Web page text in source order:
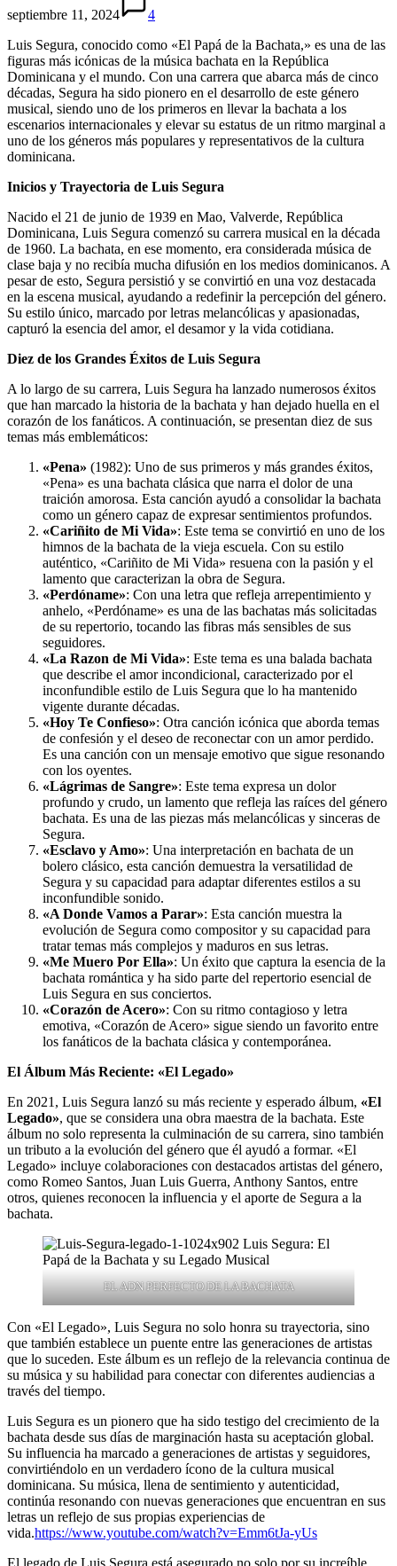
septiembre 11, 2024
4
Luis Segura, conocido como «El Papá de la Bachata,» es una de las
figuras más icónicas de la música bachata en la República
Dominicana y el mundo. Con una carrera que abarca más de cinco
décadas, Segura ha sido pionero en el desarrollo de este género
musical, siendo uno de los primeros en llevar la bachata a los
escenarios internacionales y elevar su estatus de un ritmo marginal a
uno de los géneros más populares y representativos de la cultura
dominicana.
Inicios y Trayectoria de Luis Segura
Nacido el 21 de junio de 1939 en Mao, Valverde, República
Dominicana, Luis Segura comenzó su carrera musical en la década
de 1960. La bachata, en ese momento, era considerada música de
clase baja y no recibía mucha difusión en los medios dominicanos. A
pesar de esto, Segura persistió y se convirtió en una voz destacada
en la escena musical, ayudando a redefinir la percepción del género.
Su estilo único, marcado por letras melancólicas y apasionadas,
capturó la esencia del amor, el desamor y la vida cotidiana.
Diez de los Grandes Éxitos de Luis Segura
A lo largo de su carrera, Luis Segura ha lanzado numerosos éxitos
que han marcado la historia de la bachata y han dejado huella en el
corazón de los fanáticos. A continuación, se presentan diez de sus
temas más emblemáticos:
«Pena» (1982): Uno de sus primeros y más grandes éxitos,
«Pena» es una bachata clásica que narra el dolor de una
traición amorosa. Esta canción ayudó a consolidar la bachata
como un género capaz de expresar sentimientos profundos.
«Cariñito de Mi Vida»: Este tema se convirtió en uno de los
himnos de la bachata de la vieja escuela. Con su estilo
auténtico, «Cariñito de Mi Vida» resuena con la pasión y el
lamento que caracterizan la obra de Segura.
«Perdóname»: Con una letra que refleja arrepentimiento y
anhelo, «Perdóname» es una de las bachatas más solicitadas
de su repertorio, tocando las fibras más sensibles de sus
seguidores.
«La Razon de Mi Vida»: Este tema es una balada bachata
que describe el amor incondicional, caracterizado por el
inconfundible estilo de Luis Segura que lo ha mantenido
vigente durante décadas.
«Hoy Te Confieso»: Otra canción icónica que aborda temas
de confesión y el deseo de reconectar con un amor perdido.
Es una canción con un mensaje emotivo que sigue resonando
con los oyentes.
«Lágrimas de Sangre»: Este tema expresa un dolor
profundo y crudo, un lamento que refleja las raíces del género
bachata. Es una de las piezas más melancólicas y sinceras de
Segura.
«Esclavo y Amo»: Una interpretación en bachata de un
bolero clásico, esta canción demuestra la versatilidad de
Segura y su capacidad para adaptar diferentes estilos a su
inconfundible sonido.
«A Donde Vamos a Parar»: Esta canción muestra la
evolución de Segura como compositor y su capacidad para
tratar temas más complejos y maduros en sus letras.
«Me Muero Por Ella»: Un éxito que captura la esencia de la
bachata romántica y ha sido parte del repertorio esencial de
Luis Segura en sus conciertos.
«Corazón de Acero»: Con su ritmo contagioso y letra
emotiva, «Corazón de Acero» sigue siendo un favorito entre
los fanáticos de la bachata clásica y contemporánea.
El Álbum Más Reciente: «El Legado»
En 2021, Luis Segura lanzó su más reciente y esperado álbum, «El
Legado», que se considera una obra maestra de la bachata. Este
álbum no solo representa la culminación de su carrera, sino también
un tributo a la evolución del género que él ayudó a formar. «El
Legado» incluye colaboraciones con destacados artistas del género,
como Romeo Santos, Juan Luis Guerra, Anthony Santos, entre
otros, quienes reconocen la influencia y el aporte de Segura a la
bachata.
EL ADN PERFECTO DE LA BACHATA
Con «El Legado», Luis Segura no solo honra su trayectoria, sino
que también establece un puente entre las generaciones de artistas
que lo suceden. Este álbum es un reflejo de la relevancia continua de
su música y su habilidad para conectar con diferentes audiencias a
través del tiempo.
Luis Segura es un pionero que ha sido testigo del crecimiento de la
bachata desde sus días de marginación hasta su aceptación global.
Su influencia ha marcado a generaciones de artistas y seguidores,
convirtiéndolo en un verdadero ícono de la cultura musical
dominicana. Su música, llena de sentimiento y autenticidad,
continúa resonando con nuevas generaciones que encuentran en sus
letras un reflejo de sus propias experiencias de
vida.https://www.youtube.com/watch?v=Emm6tJa-yUs
El legado de Luis Segura está asegurado no solo por su increíble